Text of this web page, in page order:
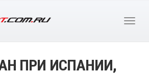
ПРИ ИСПАНИИ,